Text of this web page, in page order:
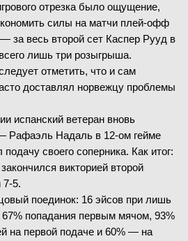
отрезка было ощущение,
силы на матчи плей-офф
за весь второй сет Каспер Рууд в
лишь три розыгрыша.
отметить, что и сам
доставлял норвежцу проблемы
испанский ветеран вновь
Рафаэль Надаль в 12-ом гейме
подачу своего соперника. Как итог:
викторией второй
7-5.
поединок: 16 эйсов при лишь
попадания первым мячом, 93%
на первой подаче и 60% — на